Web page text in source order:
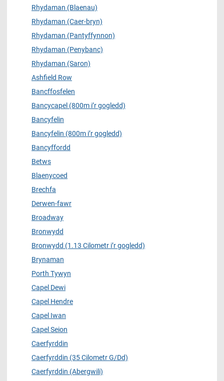
Rhydaman (Blaenau)
Rhydaman (Caer-bryn)
Rhydaman (Pantyffynnon)
Rhydaman (Penybanc)
Rhydaman (Saron)
Ashfield Row
Bancffosfelen
Bancycapel (800m i’r gogledd)
Bancyfelin
Bancyfelin (800m i’r gogledd)
Bancyffordd
Betws
Blaenycoed
Brechfa
Derwen-fawr
Broadway
Bronwydd
Bronwydd (1.13 Cilometr i’r gogledd)
Brynaman
Porth Tywyn
Capel Dewi
Capel Hendre
Capel Iwan
Capel Seion
Caerfyrddin
Caerfyrddin (35 Cilometr G/Dd)
Caerfyrddin (Abergwili)